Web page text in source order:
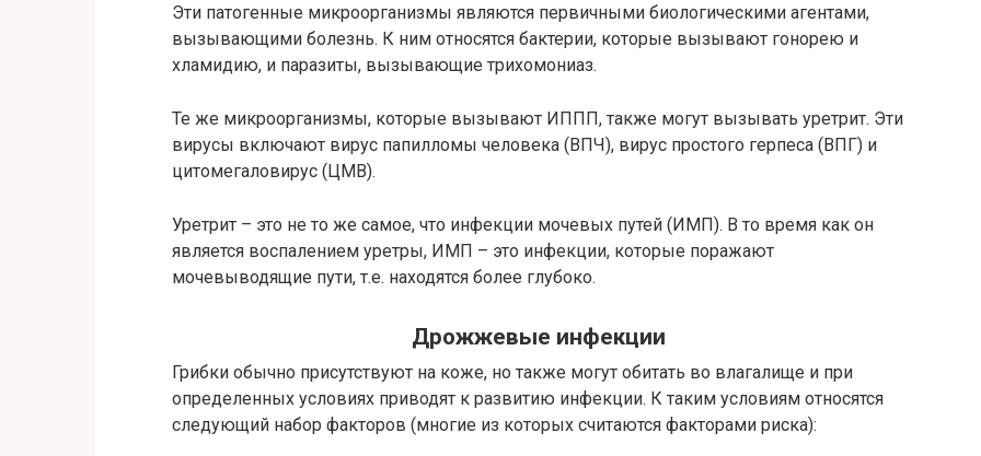
Эти патогенные микроорганизмы являются первичными биологическими агентами,
вызывающими болезнь. К ним относятся бактерии, которые вызывают гонорею и
хламидию, и паразиты, вызывающие трихомониаз.
Те же микроорганизмы, которые вызывают ИППП, также могут вызывать уретрит. Эти
вирусы включают вирус папилломы человека (ВПЧ), вирус простого герпеса (ВПГ) и
цитомегаловирус (ЦМВ).
Уретрит – это не то же самое, что инфекции мочевых путей (ИМП). В то время как он
является воспалением уретры, ИМП – это инфекции, которые поражают
мочевыводящие пути, т.е. находятся более глубоко.
Дрожжевые инфекции
Грибки обычно присутствуют на коже, но также могут обитать во влагалище и при
определенных условиях приводят к развитию инфекции. К таким условиям относятся
следующий набор факторов (многие из которых считаются факторами риска):